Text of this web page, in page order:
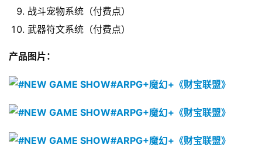
金
茶
3
战斗宠物系统（付费点）
武器符文系统（付费点）
产品图片：